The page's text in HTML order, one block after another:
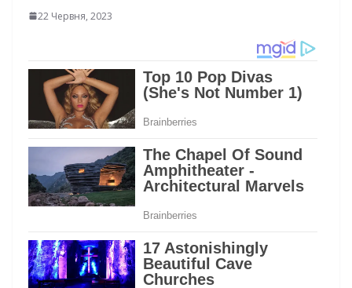
22 Червня, 2023